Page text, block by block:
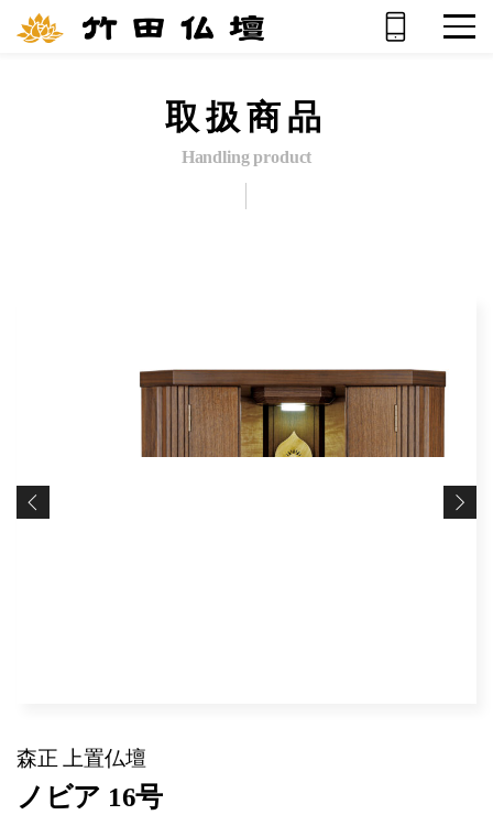
取扱商品
Handling product
森正 上置仏壇
ノビア 16号